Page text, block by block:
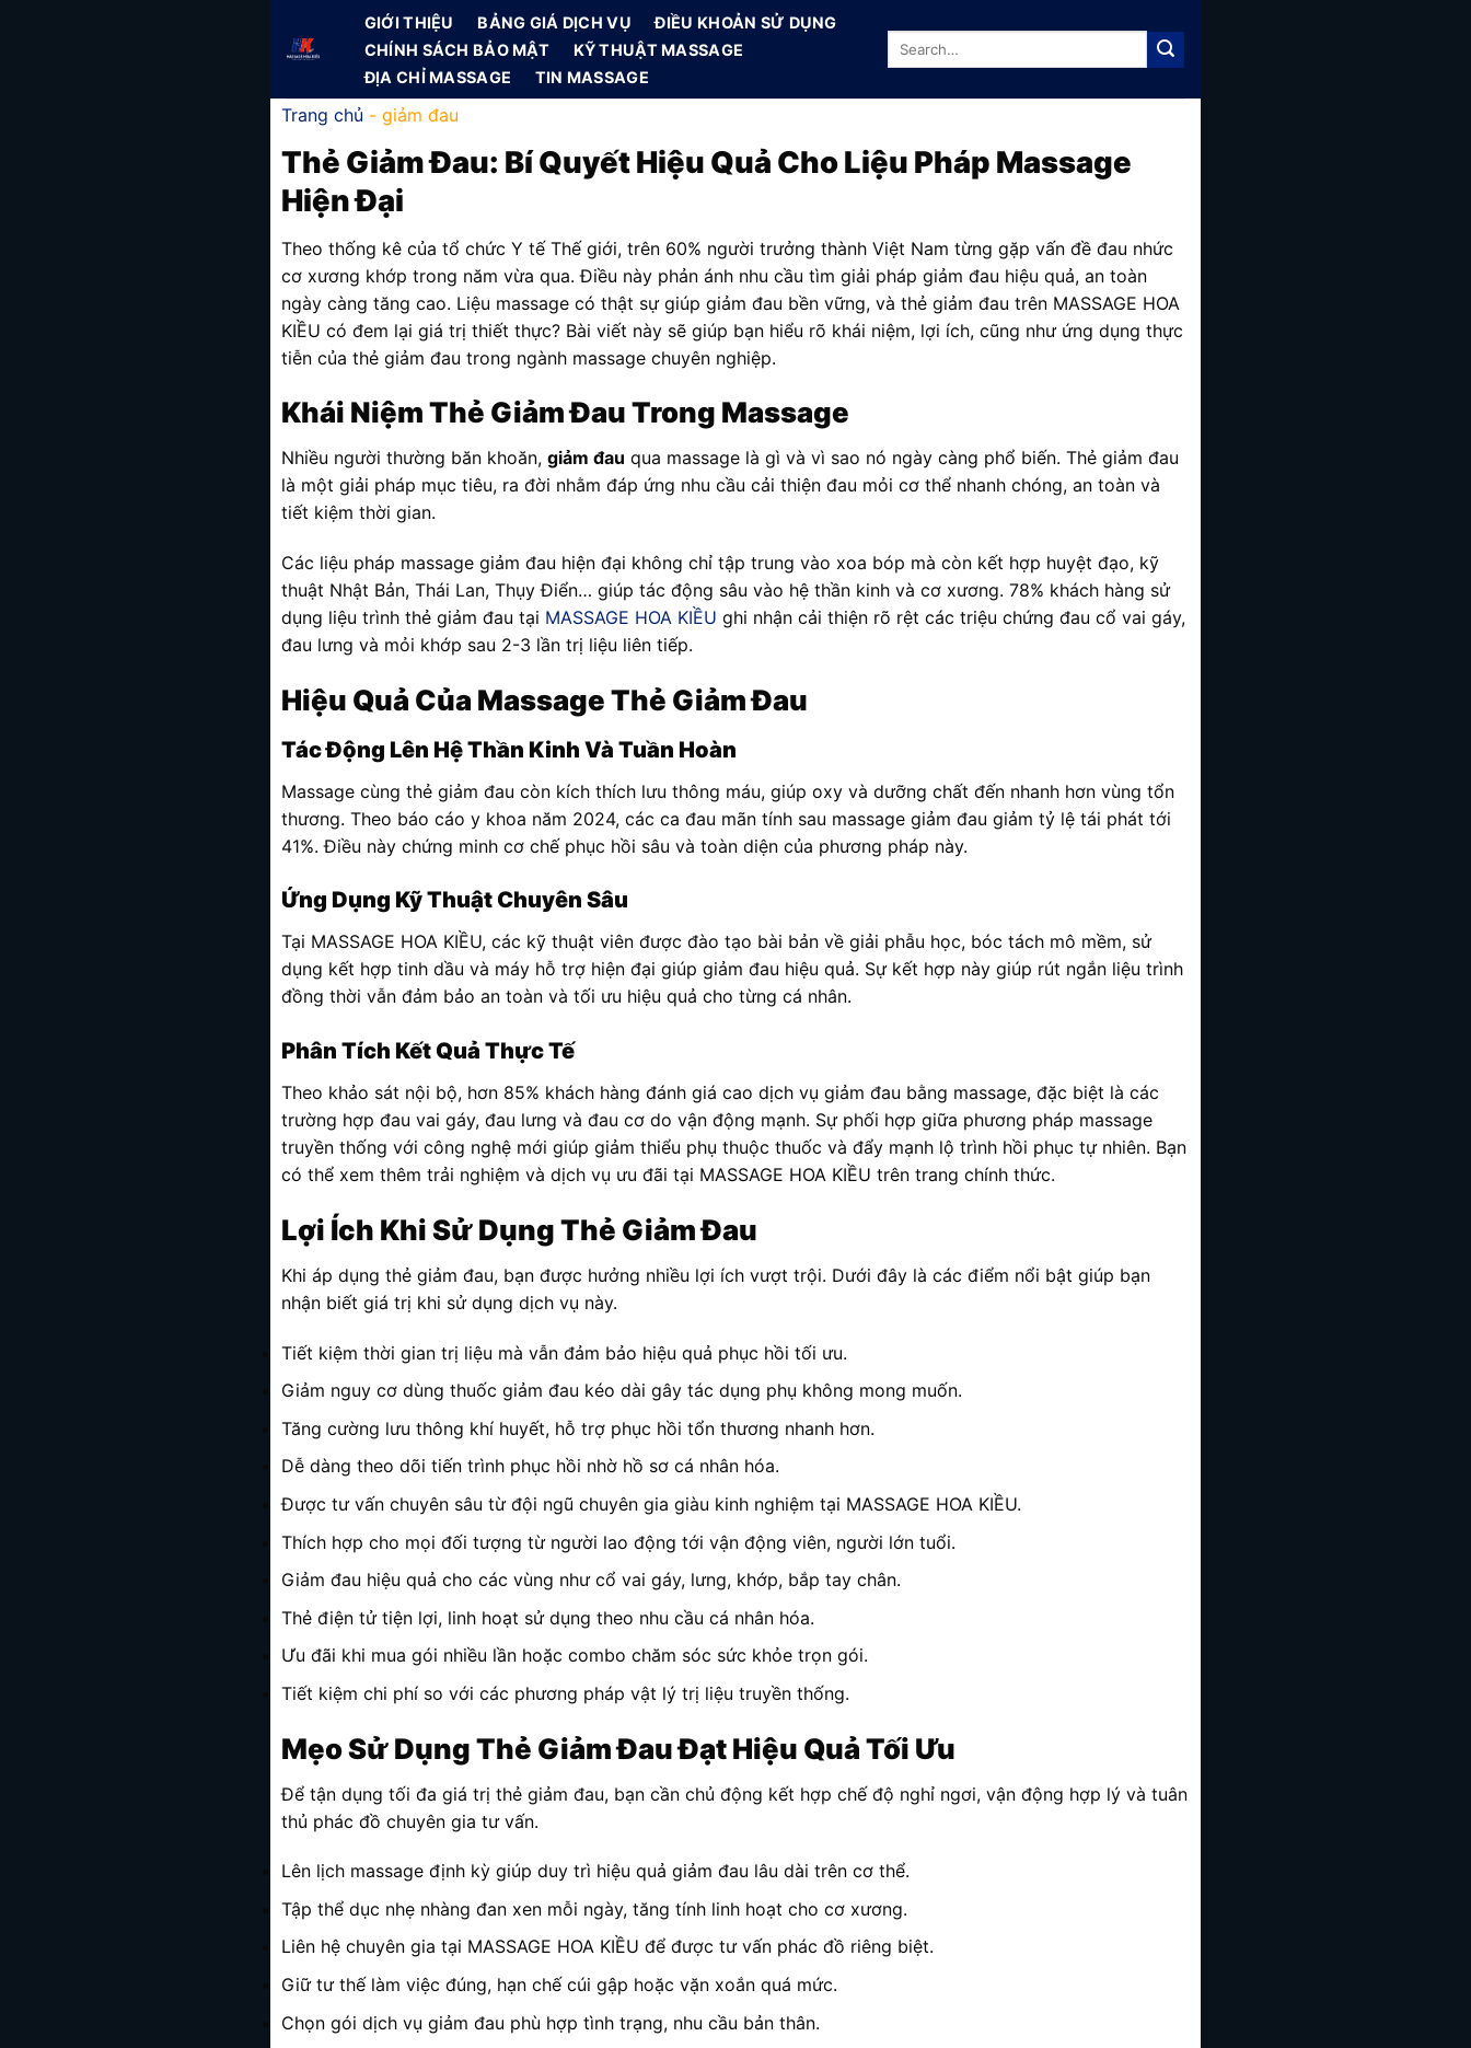
content
GIỚI THIỆU BẢNG GIÁ DỊCH VỤ
ĐIỀU KHOẢN SỬ DỤNG
CHÍNH SÁCH BẢO MẬT
KỸ THUẬT MASSAGE
ĐỊA CHỈ MASSAGE
TIN MASSAGE
Trang chủ - giảm đau
Thẻ Giảm Đau: Bí Quyết Hiệu Quả Cho Liệu Pháp Massage
Hiện Đại
Theo thống kê của tổ chức Y tế Thế giới, trên 60% người trưởng thành Việt Nam từng gặp vấn đề đau nhức
cơ xương khớp trong năm vừa qua. Điều này phản ánh nhu cầu tìm giải pháp giảm đau hiệu quả, an toàn
ngày càng tăng cao. Liệu massage có thật sự giúp giảm đau bền vững, và thẻ giảm đau trên MASSAGE HOA
KIỀU có đem lại giá trị thiết thực? Bài viết này sẽ giúp bạn hiểu rõ khái niệm, lợi ích, cũng như ứng dụng thực
tiễn của thẻ giảm đau trong ngành massage chuyên nghiệp.
Khái Niệm Thẻ Giảm Đau Trong Massage
Nhiều người thường băn khoăn, giảm đau qua massage là gì và vì sao nó ngày càng phổ biến. Thẻ giảm đau
là một giải pháp mục tiêu, ra đời nhằm đáp ứng nhu cầu cải thiện đau mỏi cơ thể nhanh chóng, an toàn và
tiết kiệm thời gian.
Các liệu pháp massage giảm đau hiện đại không chỉ tập trung vào xoa bóp mà còn kết hợp huyệt đạo, kỹ
thuật Nhật Bản, Thái Lan, Thụy Điển… giúp tác động sâu vào hệ thần kinh và cơ xương. 78% khách hàng sử
dụng liệu trình thẻ giảm đau tại MASSAGE HOA KIỀU ghi nhận cải thiện rõ rệt các triệu chứng đau cổ vai gáy,
đau lưng và mỏi khớp sau 2-3 lần trị liệu liên tiếp.
Hiệu Quả Của Massage Thẻ Giảm Đau
Tác Động Lên Hệ Thần Kinh Và Tuần Hoàn
Massage cùng thẻ giảm đau còn kích thích lưu thông máu, giúp oxy và dưỡng chất đến nhanh hơn vùng tổn
thương. Theo báo cáo y khoa năm 2024, các ca đau mãn tính sau massage giảm đau giảm tỷ lệ tái phát tới
41%. Điều này chứng minh cơ chế phục hồi sâu và toàn diện của phương pháp này.
Ứng Dụng Kỹ Thuật Chuyên Sâu
Tại MASSAGE HOA KIỀU, các kỹ thuật viên được đào tạo bài bản về giải phẫu học, bóc tách mô mềm, sử
dụng kết hợp tinh dầu và máy hỗ trợ hiện đại giúp giảm đau hiệu quả. Sự kết hợp này giúp rút ngắn liệu trình
đồng thời vẫn đảm bảo an toàn và tối ưu hiệu quả cho từng cá nhân.
Phân Tích Kết Quả Thực Tế
Theo khảo sát nội bộ, hơn 85% khách hàng đánh giá cao dịch vụ giảm đau bằng massage, đặc biệt là các
trường hợp đau vai gáy, đau lưng và đau cơ do vận động mạnh. Sự phối hợp giữa phương pháp massage
truyền thống với công nghệ mới giúp giảm thiểu phụ thuộc thuốc và đẩy mạnh lộ trình hồi phục tự nhiên. Bạn
có thể xem thêm trải nghiệm và dịch vụ ưu đãi tại MASSAGE HOA KIỀU trên trang chính thức.
Lợi Ích Khi Sử Dụng Thẻ Giảm Đau
Khi áp dụng thẻ giảm đau, bạn được hưởng nhiều lợi ích vượt trội. Dưới đây là các điểm nổi bật giúp bạn
nhận biết giá trị khi sử dụng dịch vụ này.
Tiết kiệm thời gian trị liệu mà vẫn đảm bảo hiệu quả phục hồi tối ưu.
Giảm nguy cơ dùng thuốc giảm đau kéo dài gây tác dụng phụ không mong muốn.
Tăng cường lưu thông khí huyết, hỗ trợ phục hồi tổn thương nhanh hơn.
Dễ dàng theo dõi tiến trình phục hồi nhờ hồ sơ cá nhân hóa.
Được tư vấn chuyên sâu từ đội ngũ chuyên gia giàu kinh nghiệm tại MASSAGE HOA KIỀU.
Thích hợp cho mọi đối tượng từ người lao động tới vận động viên, người lớn tuổi.
Giảm đau hiệu quả cho các vùng như cổ vai gáy, lưng, khớp, bắp tay chân.
Thẻ điện tử tiện lợi, linh hoạt sử dụng theo nhu cầu cá nhân hóa.
Ưu đãi khi mua gói nhiều lần hoặc combo chăm sóc sức khỏe trọn gói.
Tiết kiệm chi phí so với các phương pháp vật lý trị liệu truyền thống.
Mẹo Sử Dụng Thẻ Giảm Đau Đạt Hiệu Quả Tối Ưu
Để tận dụng tối đa giá trị thẻ giảm đau, bạn cần chủ động kết hợp chế độ nghỉ ngơi, vận động hợp lý và tuân
thủ phác đồ chuyên gia tư vấn.
Lên lịch massage định kỳ giúp duy trì hiệu quả giảm đau lâu dài trên cơ thể.
Tập thể dục nhẹ nhàng đan xen mỗi ngày, tăng tính linh hoạt cho cơ xương.
Liên hệ chuyên gia tại MASSAGE HOA KIỀU để được tư vấn phác đồ riêng biệt.
Giữ tư thế làm việc đúng, hạn chế cúi gập hoặc vặn xoắn quá mức.
Chọn gói dịch vụ giảm đau phù hợp tình trạng, nhu cầu bản thân.